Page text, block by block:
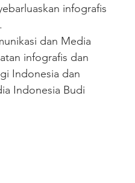
infografis
dan Media
infografis dan
Indonesia dan
Indonesia Budi